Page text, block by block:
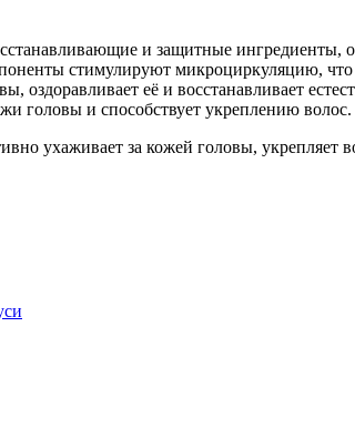
и защитные ингредиенты,
стимулируют микроциркуляцию, что
оздоравливает её и восстанавливает
головы и способствует укреплению волос.
ухаживает за кожей головы,